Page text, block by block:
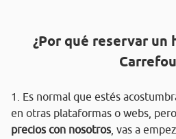
¿Por qué reservar un
1. Es normal que estés
en otras plataformas o webs, pero
precios con nosotros, vas a